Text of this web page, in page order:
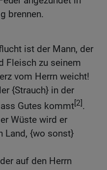
brennen.
ist der Mann, der
Fleisch zu seinem
vom Herrn weicht!
{Strauch} in der
Gutes kommt[2].
Wüste wird er
Land, {wo sonst}
auf den Herrn